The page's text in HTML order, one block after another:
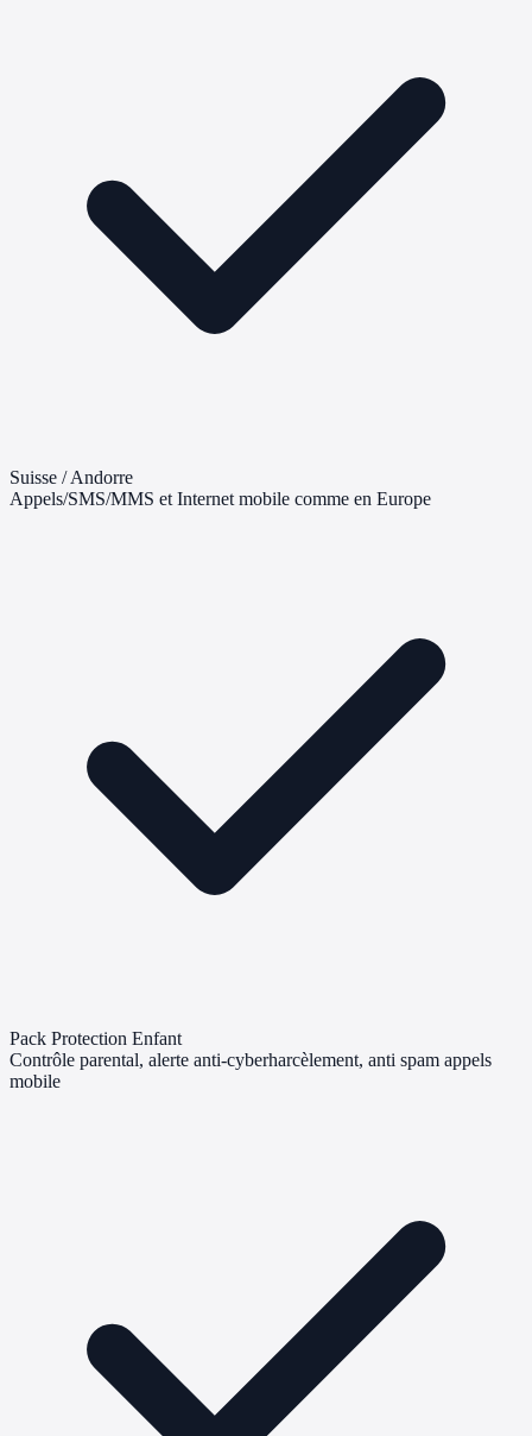
Suisse / Andorre
Appels/SMS/MMS et Internet mobile comme en Europe
Pack Protection Enfant
Contrôle parental, alerte anti-cyberharcèlement, anti spam appels
mobile